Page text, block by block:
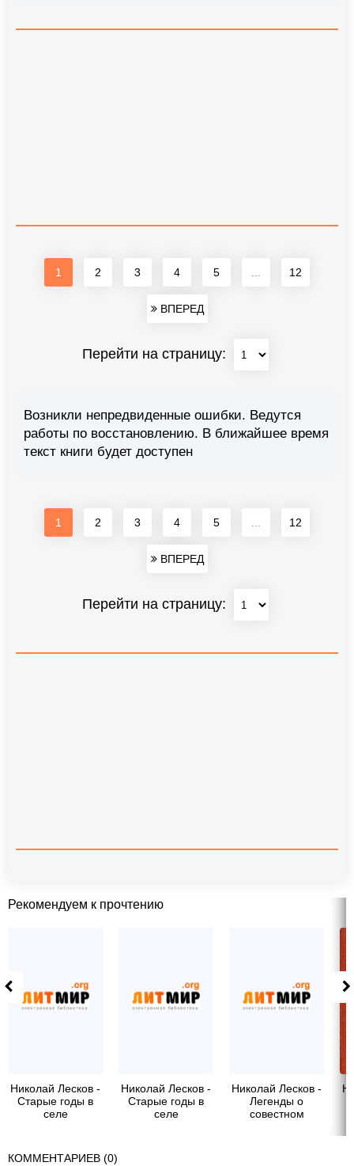
1 2 3 4 5 12
ВПЕРЕД
Перейти на страницу:
Возникли непредвиденные ошибки. Ведутся
работы по восстановлению. В ближайшее время
текст книги будет доступен
1 2 3 4 5 12
ВПЕРЕД
Перейти на страницу:
Рекомендуем к прочтению
Николай Лесков -
Старые годы в
селе
Николай Лесков -
Старые годы в
селе
Николай Лесков -
Легенды о
совестном
КОММЕНТАРИЕВ (0)